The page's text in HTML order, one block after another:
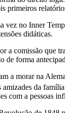
primeiros
vez no Inner
didáticas.
a comissão que
de forma
a morar na
amizades da
com a pessoas